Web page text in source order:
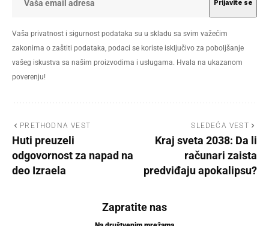
Vaša privatnost i sigurnost podataka su u skladu sa svim važećim
zakonima o zaštiti podataka, podaci se koriste isključivo za poboljšanje
vašeg iskustva sa našim proizvodima i uslugama. Hvala na ukazanom
poverenju!
PRETHODNA VEST
Huti preuzeli
odgovornost za napad na
deo Izraela
SLEDEĆA VEST
Kraj sveta 2038: Da li
računari zaista
predviđaju apokalipsu?
Zapratite nas